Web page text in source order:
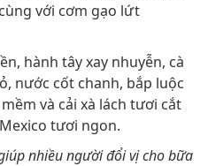
với cơm gạo lứt
hành tây xay nhuyễn, cà
nước cốt chanh, bắp luộc
và cải xà lách tươi cắt
tươi ngon.
nhiều người đổi vị cho bữa